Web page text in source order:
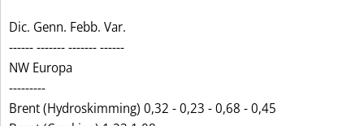
Dic. Genn. Febb. Var.
------ ------- ------- ------
NW Europa
---------
Brent (Hydroskimming) 0,32 - 0,23 - 0,68 - 0,45